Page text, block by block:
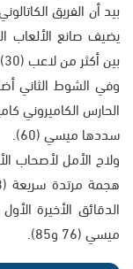
يضيف صانع الألعاب
بين أكثر من لاعب (30).
وفي الشوط الثاني
الحارس الكاميروني
سددها ميسي (60).
ولاح الأمل لأصحاب
الدقائق الأخيرة
ميسي (76 و85).